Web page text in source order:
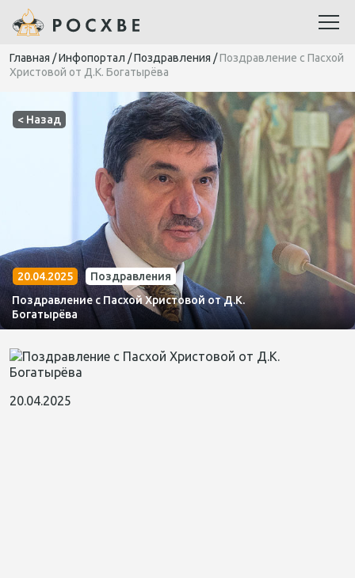
Главная /Инфопортал /Поздравления /Поздравление с Пасхой
Христовой от Д.К. Богатырёва
< Назад
20.04.2025
Поздравления
Поздравление с Пасхой Христовой от Д.К.
Богатырёва
20.04.2025